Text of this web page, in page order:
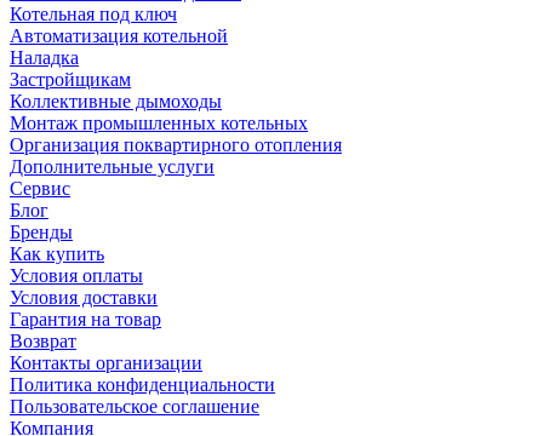
Котельная под ключ
Автоматизация котельной
Наладка
Застройщикам
Коллективные дымоходы
Монтаж промышленных котельных
Организация поквартирного отопления
Дополнительные услуги
Сервис
Блог
Бренды
Как купить
Условия оплаты
Условия доставки
Гарантия на товар
Возврат
Контакты организации
Политика конфиденциальности
Пользовательское соглашение
Компания